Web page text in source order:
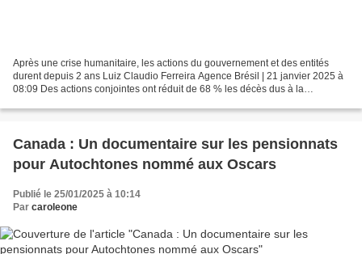
Après une crise humanitaire, les actions du gouvernement et des entités
durent depuis 2 ans Luiz Claudio Ferreira Agence Brésil | 21 janvier 2025 à
08:09 Des actions conjointes ont réduit de 68 % les décès dus à la
Canada : Un documentaire sur les pensionnats
pour Autochtones nommé aux Oscars
Publié le 25/01/2025 à 10:14
Par caroleone